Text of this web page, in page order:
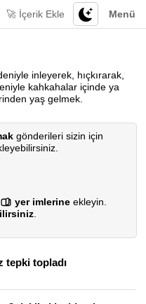
Menü
🚀 İçerik Ekle
inleyerek, hıçkırarak,
kahkahalar içinde ya
yaş gelmek.
gönderileri sizin için
yer imlerine ekleyin.
tepki topladı